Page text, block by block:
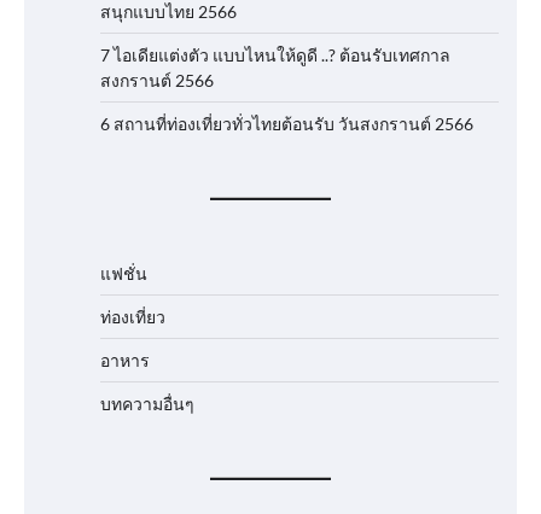
สนุกแบบไทย 2566
7 ไอเดียแต่งตัว แบบไหนให้ดูดี ..? ต้อนรับเทศกาล
สงกรานต์ 2566
6 สถานที่ท่องเที่ยวทั่วไทยต้อนรับ วันสงกรานต์ 2566
แฟชั่น
ท่องเที่ยว
อาหาร
บทความอื่นๆ